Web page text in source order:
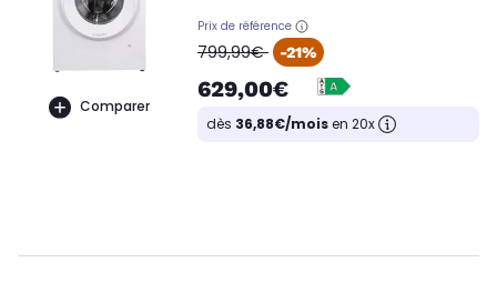
Comparer
Prix de référence
oldPrice
799,99€ -21%
629,00€
dès 36,88€/moisen 20x